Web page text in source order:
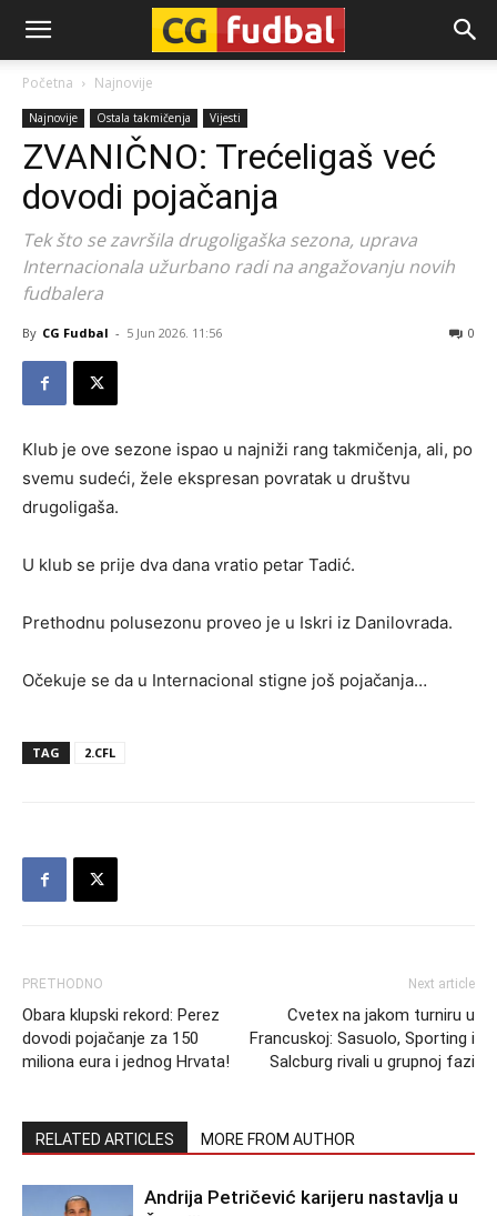
CG-
Fudbal
Početna Najnovije
Najnovije Ostala takmičenja Vijesti
ZVANIČNO: Trećeligaš već
dovodi pojačanja
Tek što se završila drugoligaška sezona, uprava
Internacionala užurbano radi na angažovanju novih
fudbalera
By CG Fudbal - 5 Jun 2026. 11:56 0
Klub je ove sezone ispao u najniži rang takmičenja, ali, po
svemu sudeći, žele ekspresan povratak u društvu
drugoligaša.
U klub se prije dva dana vratio petar Tadić.
Prethodnu polusezonu proveo je u Iskri iz Danilovrada.
Očekuje se da u Internacional stigne još pojačanja…
TAG 2.CFL
PRETHODNO
Obara klupski rekord: Perez
dovodi pojačanje za 150
miliona eura i jednog Hrvata!
Next article
Cvetex na jakom turniru u
Francuskoj: Sasuolo, Sporting i
Salcburg rivali u grupnoj fazi
RELATED ARTICLES MORE FROM AUTHOR
Andrija Petričević karijeru nastavlja u